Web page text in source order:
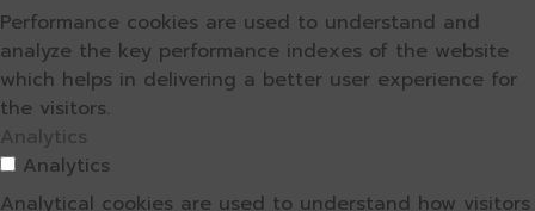
Performance cookies are used to understand and
analyze the key performance indexes of the website
which helps in delivering a better user experience for
the visitors.
Analytics
Analytics
Analytical cookies are used to understand how visitors